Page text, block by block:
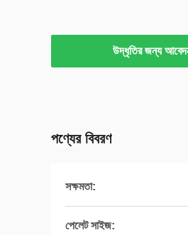
উদ্ধৃতির জন্য
পণ্যের বিবরণ
সক্ষমতা:
পেলেট সাইজ: